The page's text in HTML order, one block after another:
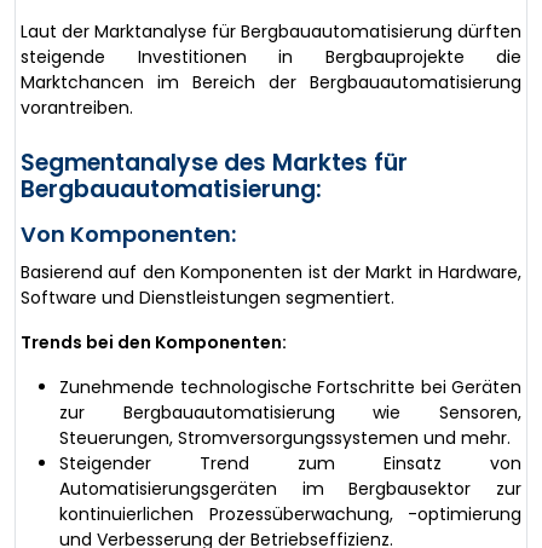
Laut der Marktanalyse für Bergbauautomatisierung dürften
steigende Investitionen in Bergbauprojekte die
Marktchancen im Bereich der Bergbauautomatisierung
vorantreiben.
Segmentanalyse des Marktes für
Bergbauautomatisierung:
Von Komponenten:
Basierend auf den Komponenten ist der Markt in Hardware,
Software und Dienstleistungen segmentiert.
Trends bei den Komponenten:
Zunehmende technologische Fortschritte bei Geräten
zur Bergbauautomatisierung wie Sensoren,
Steuerungen, Stromversorgungssystemen und mehr.
Steigender Trend zum Einsatz von
Automatisierungsgeräten im Bergbausektor zur
kontinuierlichen Prozessüberwachung, -optimierung
und Verbesserung der Betriebseffizienz.